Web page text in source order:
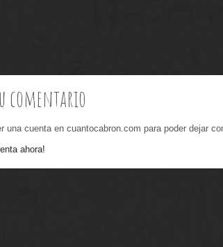
comentario
una cuenta en cuantocabron.com para poder dejar
ahora!